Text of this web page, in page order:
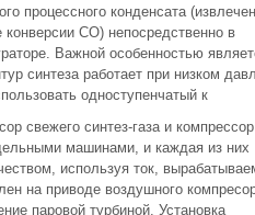
процессного конденсата
конверсии СО) непосредственно в
Важной особенностью
синтеза работает при низком
одноступенчатый к
свежего синтез-газа и компрессор
машинами, и каждая из них
используя ток,
на приводе воздушного
паровой турбиной. Установка